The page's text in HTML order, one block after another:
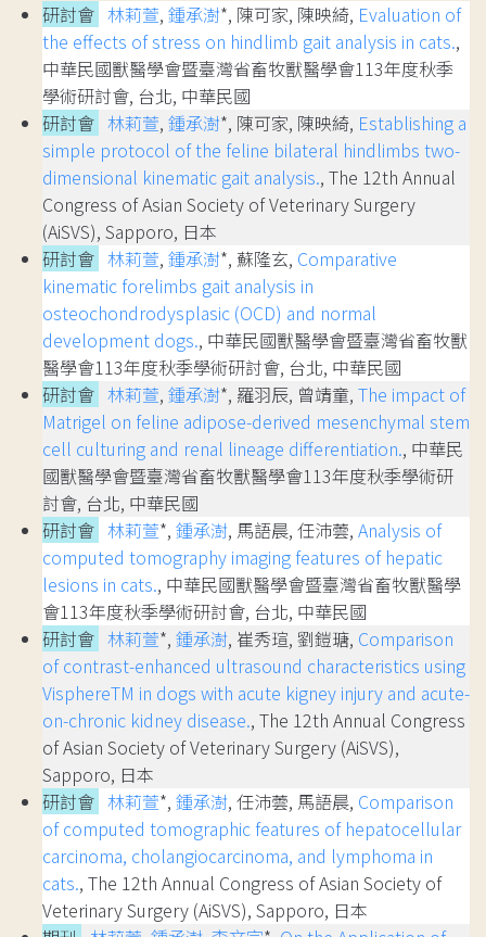
研討會 林莉萱, 鍾承澍*, 陳可家, 陳映綺, Evaluation of
the effects of stress on hindlimb gait analysis in cats.,
中華民國獸醫學會暨臺灣省畜牧獸醫學會113年度秋季
學術研討會, 台北, 中華民國
研討會 林莉萱, 鍾承澍*, 陳可家, 陳映綺, Establishing a
simple protocol of the feline bilateral hindlimbs two-
dimensional kinematic gait analysis., The 12th Annual
Congress of Asian Society of Veterinary Surgery
(AiSVS), Sapporo, 日本
研討會 林莉萱, 鍾承澍*, 蘇隆玄, Comparative
kinematic forelimbs gait analysis in
osteochondrodysplasic (OCD) and normal
development dogs., 中華民國獸醫學會暨臺灣省畜牧獸
醫學會113年度秋季學術研討會, 台北, 中華民國
研討會 林莉萱, 鍾承澍*, 羅羽辰, 曾靖童, The impact of
Matrigel on feline adipose-derived mesenchymal stem
cell culturing and renal lineage differentiation., 中華民
國獸醫學會暨臺灣省畜牧獸醫學會113年度秋季學術研
討會, 台北, 中華民國
研討會 林莉萱*, 鍾承澍, 馬語晨, 任沛蕓, Analysis of
computed tomography imaging features of hepatic
lesions in cats., 中華民國獸醫學會暨臺灣省畜牧獸醫學
會113年度秋季學術研討會, 台北, 中華民國
研討會 林莉萱*, 鍾承澍, 崔秀瑄, 劉鎧瑭, Comparison
of contrast-enhanced ultrasound characteristics using
VisphereTM in dogs with acute kigney injury and acute-
on-chronic kidney disease., The 12th Annual Congress
of Asian Society of Veterinary Surgery (AiSVS),
Sapporo, 日本
研討會 林莉萱*, 鍾承澍, 任沛蕓, 馬語晨, Comparison
of computed tomographic features of hepatocellular
carcinoma, cholangiocarcinoma, and lymphoma in
cats., The 12th Annual Congress of Asian Society of
Veterinary Surgery (AiSVS), Sapporo, 日本